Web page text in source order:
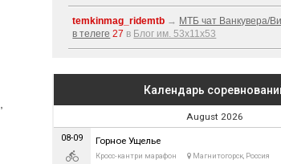
temkinmag_ridemtb → МТБ чат Ванкувера/
в телеге 27 в Блог им. 53x11x53